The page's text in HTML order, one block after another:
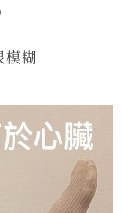
模糊